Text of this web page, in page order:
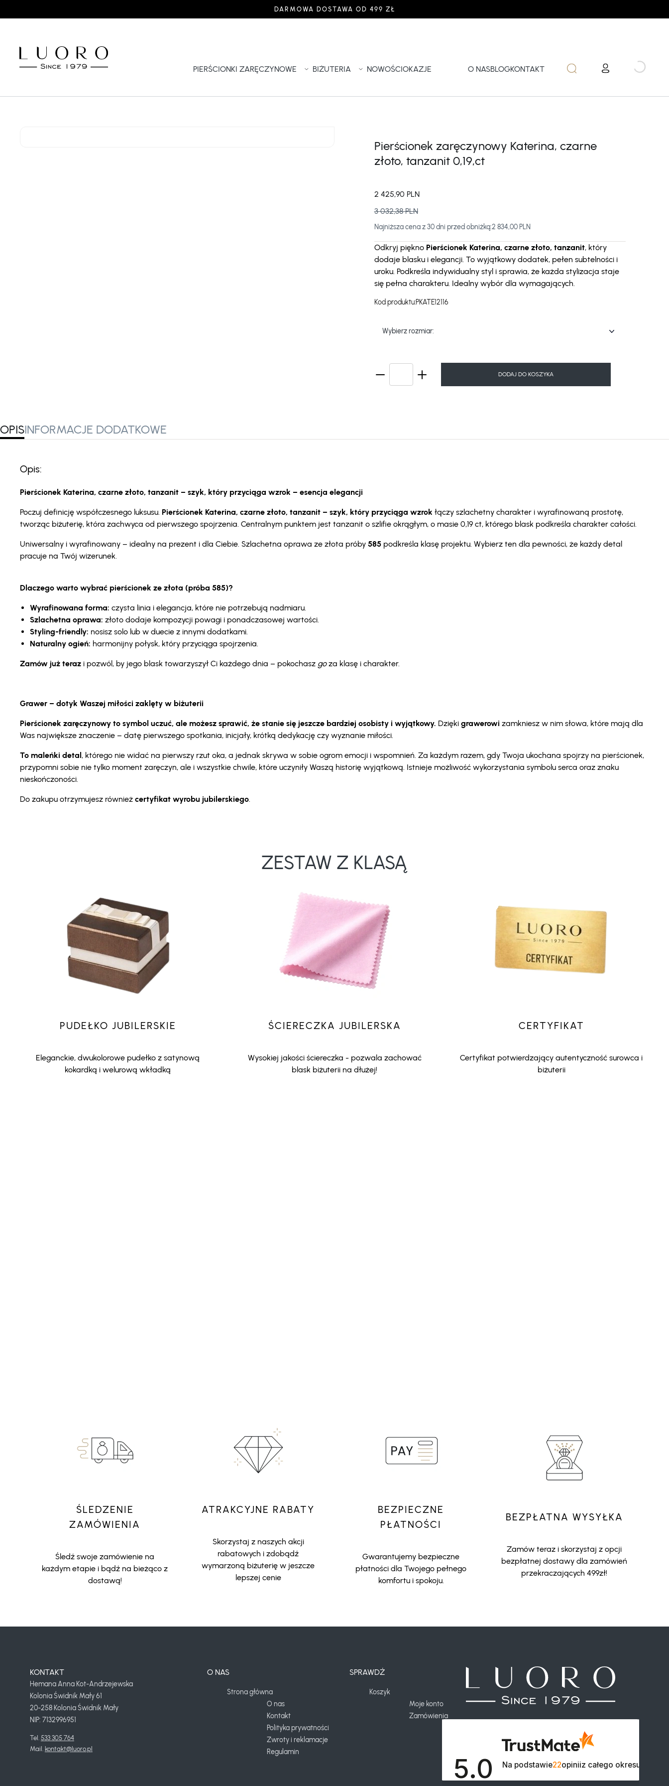
DARMOWA DOSTAWA OD 499 ZŁ
PIERŚCIONKI ZARĘCZYNOWE BIŻUTERIA NOWOŚCIOKAZJE O NASBLOGKONTAKT
Pierścionek zaręczynowy Katerina, czarne
złoto, tanzanit 0,19,ct
2 425,90 PLN
3 032,38 PLN
Najniższa cena z 30 dni przed obniżką:2 834,00 PLN
Odkryj piękno Pierścionek Katerina, czarne złoto, tanzanit, który
dodaje blasku i elegancji. To wyjątkowy dodatek, pełen subtelności i
uroku. Podkreśla indywidualny styl i sprawia, że każda stylizacja staje
się pełna charakteru. Idealny wybór dla wymagających.
Kod produktu:PKATE12116
Wybierz rozmiar:
DODAJ DO KOSZYKA
OPISINFORMACJE DODATKOWE
Opis:
Pierścionek Katerina, czarne złoto, tanzanit – szyk, który przyciąga wzrok – esencja elegancji
Poczuj definicję współczesnego luksusu. Pierścionek Katerina, czarne złoto, tanzanit – szyk, który przyciąga wzrok łączy szlachetny charakter i wyrafinowaną prostotę,
tworząc biżuterię, która zachwyca od pierwszego spojrzenia. Centralnym punktem jest tanzanit o szlifie okrągłym, o masie 0,19 ct, którego blask podkreśla charakter całości.
Uniwersalny i wyrafinowany – idealny na prezent i dla Ciebie. Szlachetna oprawa ze złota próby 585podkreśla klasę projektu. Wybierz ten dla pewności, że każdy detal
pracuje na Twój wizerunek.
Dlaczego warto wybrać pierścionek ze złota (próba 585)?
Wyrafinowana forma: czysta linia i elegancja, które nie potrzebują nadmiaru.
Szlachetna oprawa: złoto dodaje kompozycji powagi i ponadczasowej wartości.
Styling-friendly: nosisz solo lub w duecie z innymi dodatkami.
Naturalny ogień: harmonijny połysk, który przyciąga spojrzenia.
Zamów już terazi pozwól, by jego blask towarzyszył Ci każdego dnia – pokochasz goza klasę i charakter.
Grawer – dotyk Waszej miłości zaklęty w biżuterii
Pierścionek zaręczynowy to symbol uczuć, ale możesz sprawić, że stanie się jeszcze bardziej osobisty i wyjątkowy. Dzięki grawerowi zamkniesz w nim słowa, które mają dla
Was największe znaczenie – datę pierwszego spotkania, inicjały, krótką dedykację czy wyznanie miłości.
To maleńki detal, którego nie widać na pierwszy rzut oka, a jednak skrywa w sobie ogrom emocji i wspomnień. Za każdym razem, gdy Twoja ukochana spojrzy na pierścionek,
przypomni sobie nie tylko moment zaręczyn, ale i wszystkie chwile, które uczyniły Waszą historię wyjątkową. Istnieje możliwość wykorzystania symbolu serca oraz znaku
nieskończoności.
Do zakupu otrzymujesz również certyfikat wyrobu jubilerskiego.
ZESTAW Z KLASĄ
PUDEŁKO JUBILERSKIE
Eleganckie, dwukolorowe pudełko z satynową
kokardką i welurową wkładką
ŚCIERECZKA JUBILERSKA
Wysokiej jakości ściereczka - pozwala zachować
blask biżuterii na dłużej!
CERTYFIKAT
Certyfikat potwierdzający autentyczność surowca i
biżuterii
ŚLEDZENIE
ZAMÓWIENIA
Śledź swoje zamówienie na
każdym etapie i bądź na bieżąco z
dostawą!
ATRAKCYJNE RABATY
Skorzystaj z naszych akcji
rabatowych i zdobądź
wymarzoną biżuterię w jeszcze
lepszej cenie
BEZPIECZNE
PŁATNOŚCI
Gwarantujemy bezpieczne
płatności dla Twojego pełnego
komfortu i spokoju.
BEZPŁATNA WYSYŁKA
Zamów teraz i skorzystaj z opcji
bezpłatnej dostawy dla zamówień
przekraczających 499zł!
KONTAKT
Hemana Anna Kot-Andrzejewska
Kolonia Świdnik Mały 61
20-258 Kolonia Świdnik Mały
NIP: 7132996951
Tel. 533 305 764
Mail. kontakt@luoro.pl
O NAS
Strona główna
O nas
Kontakt
Polityka prywatności
Zwroty i reklamacje
Regulamin
SPRAWDŹ
Koszyk
Moje konto
Zamówienia
5.0 Na podstawie22opiniiz całego okresu